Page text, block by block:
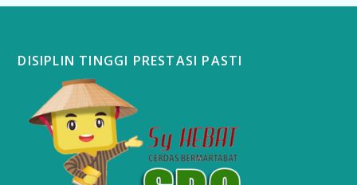
DISIPLIN TINGGI PRESTASI PASTI